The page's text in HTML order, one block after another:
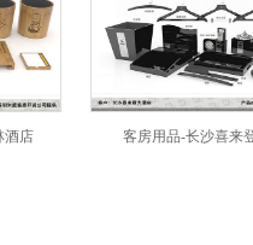
客房用品-长沙喜来登酒店